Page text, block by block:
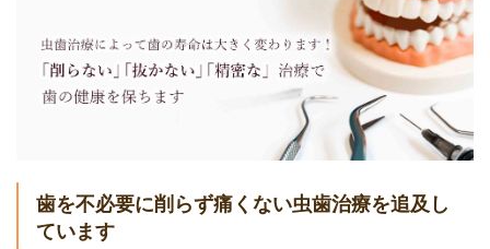
歯を不必要に削らず痛くない虫歯治療を追及し
ています